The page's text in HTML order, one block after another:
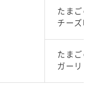
たまごの
チーズ味
たまごの
ガーリッ